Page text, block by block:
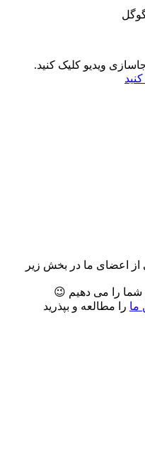
ویدیو کلیک کنید.
اعضای ما در بخش زیر
شما را می دهیم 😉
ما را مطالعه و بپذرید